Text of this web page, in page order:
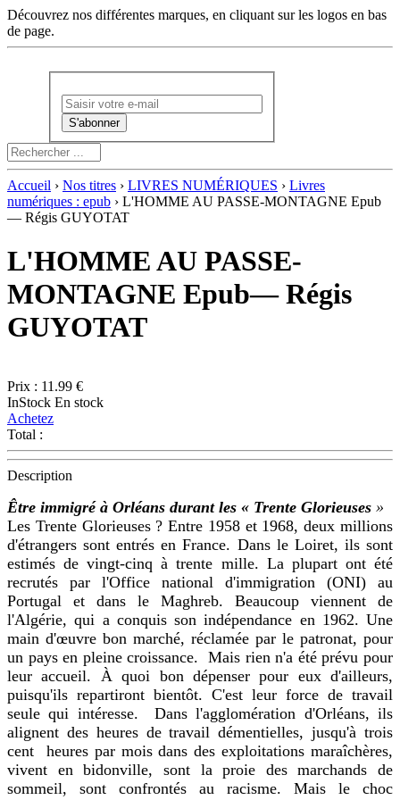
Découvrez nos différentes marques, en cliquant sur les logos en bas
de page.
Accueil › Nos titres › LIVRES NUMÉRIQUES › Livres
numériques : epub › L'HOMME AU PASSE-MONTAGNE Epub
— Régis GUYOTAT
L'HOMME AU PASSE-
MONTAGNE Epub— Régis
GUYOTAT
Prix : 11.99 €
InStock En stock
Achetez
Total :
Description
Être immigré à Orléans durant les « Trente Glorieuses »
Les Trente Glorieuses ? Entre 1958 et 1968, deux millions
d'étrangers sont entrés en France. Dans le Loiret, ils sont
estimés de vingt-cinq à trente mille. La plupart ont été
recrutés par l'Office national d'immigration (ONI) au
Portugal et dans le Maghreb. Beaucoup viennent de
l'Algérie, qui a conquis son indépendance en 1962. Une
main d'œuvre bon marché, réclamée par le patronat, pour
un pays en pleine croissance. Mais rien n'a été prévu pour
leur accueil. À quoi bon dépenser pour eux d'ailleurs,
puisqu'ils repartiront bientôt. C'est leur force de travail
seule qui intéresse. Dans l'agglomération d'Orléans, ils
alignent des heures de travail démentielles, jusqu'à trois
cent heures par mois dans des exploitations maraîchères,
vivent en bidonville, sont la proie des marchands de
sommeil, sont confrontés au racisme. Mais le choc